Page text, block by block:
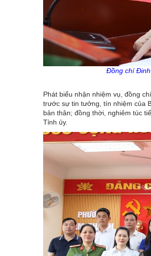
Đồng chí
Phát biểu nhận nhiệm vụ, đồng
trước sự tin tưởng, tín nhiệm của
bản thân; đồng thời, nghiêm túc
Tỉnh ủy.